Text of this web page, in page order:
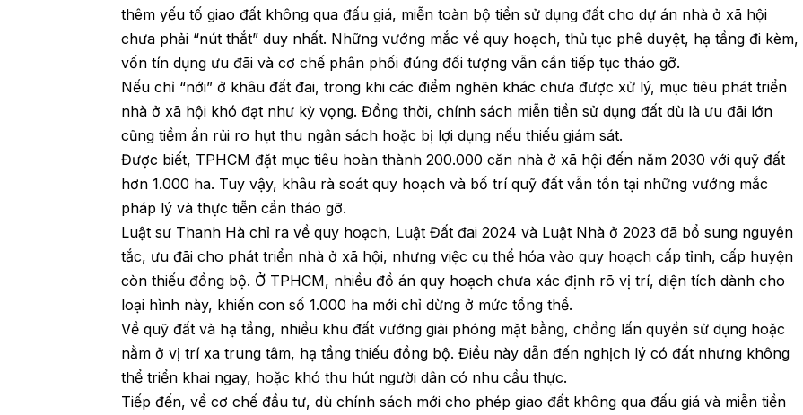
thêm yếu tố giao đất không qua đấu giá, miễn toàn bộ tiền sử dụng đất cho dự án nhà ở xã hội
chưa phải “nút thắt” duy nhất. Những vướng mắc về quy hoạch, thủ tục phê duyệt, hạ tầng đi kèm,
vốn tín dụng ưu đãi và cơ chế phân phối đúng đối tượng vẫn cần tiếp tục tháo gỡ.
Nếu chỉ “nới” ở khâu đất đai, trong khi các điểm nghẽn khác chưa được xử lý, mục tiêu phát triển
nhà ở xã hội khó đạt như kỳ vọng. Đồng thời, chính sách miễn tiền sử dụng đất dù là ưu đãi lớn
cũng tiềm ẩn rủi ro hụt thu ngân sách hoặc bị lợi dụng nếu thiếu giám sát.
Được biết, TPHCM đặt mục tiêu hoàn thành 200.000 căn nhà ở xã hội đến năm 2030 với quỹ đất
hơn 1.000 ha. Tuy vậy, khâu rà soát quy hoạch và bố trí quỹ đất vẫn tồn tại những vướng mắc
pháp lý và thực tiễn cần tháo gỡ.
Luật sư Thanh Hà chỉ ra về quy hoạch, Luật Đất đai 2024 và Luật Nhà ở 2023 đã bổ sung nguyên
tắc, ưu đãi cho phát triển nhà ở xã hội, nhưng việc cụ thể hóa vào quy hoạch cấp tỉnh, cấp huyện
còn thiếu đồng bộ. Ở TPHCM, nhiều đồ án quy hoạch chưa xác định rõ vị trí, diện tích dành cho
loại hình này, khiến con số 1.000 ha mới chỉ dừng ở mức tổng thể.
Về quỹ đất và hạ tầng, nhiều khu đất vướng giải phóng mặt bằng, chồng lấn quyền sử dụng hoặc
nằm ở vị trí xa trung tâm, hạ tầng thiếu đồng bộ. Điều này dẫn đến nghịch lý có đất nhưng không
thể triển khai ngay, hoặc khó thu hút người dân có nhu cầu thực.
Tiếp đến, về cơ chế đầu tư, dù chính sách mới cho phép giao đất không qua đấu giá và miễn tiền